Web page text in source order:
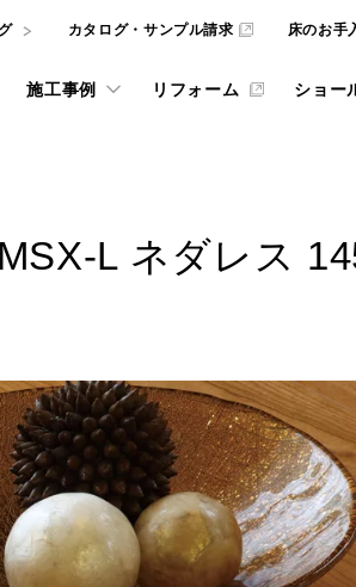
カタログ・サンプル請求 床のお手
施工事例 リフォーム ショー
ーダ
ド
材
玄関部材・造作材
カウンター WOODRIUM
壁・天井材 the wall
お悩み解決コラム
インテリアコーディネートをは
みを解決する記事などを掲載し
横浜ショールーム
名古屋ショールーム
お知らせ・ニュースリリー
お手入れ
商品
施工
その他
す。
カタログ・サンプル
弊社商品やサービスに関するカ
L ネダレス